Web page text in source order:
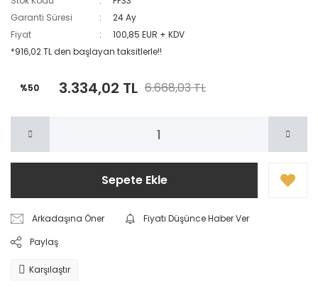
Garanti Süresi
24 Ay
Fiyat
100,85 EUR + KDV
*916,02 TL den başlayan taksitlerle!!
%50 3.334,02 TL 6.668,03 TL
Sepete Ekle
Arkadaşına Öner
Fiyatı Düşünce Haber Ver
Paylaş
Karşılaştır